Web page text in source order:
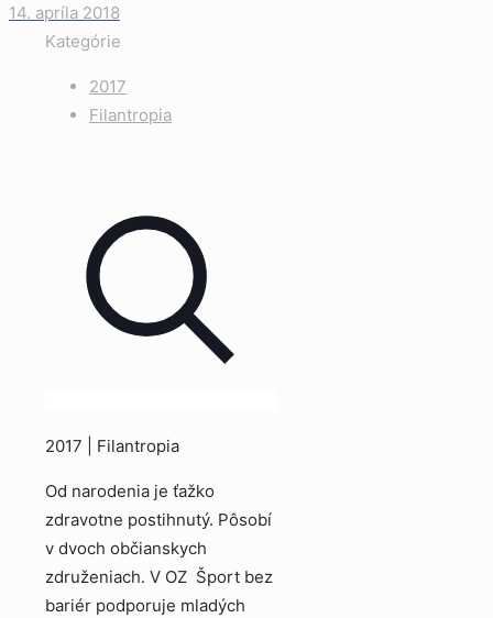
14. apríla 2018
Kategórie
2017
Filantropia
2017 | Filantropia
Od narodenia je ťažko
zdravotne postihnutý. Pôsobí
v dvoch občianskych
združeniach. V OZ Šport bez
bariér podporuje mladých